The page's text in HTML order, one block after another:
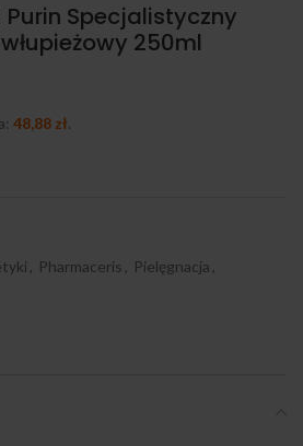
Purin Specjalistyczny
250ml
48,88 zł.
Pharmaceris Pielęgnacja